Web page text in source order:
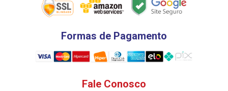
Formas de Pagamento
Fale Conosco